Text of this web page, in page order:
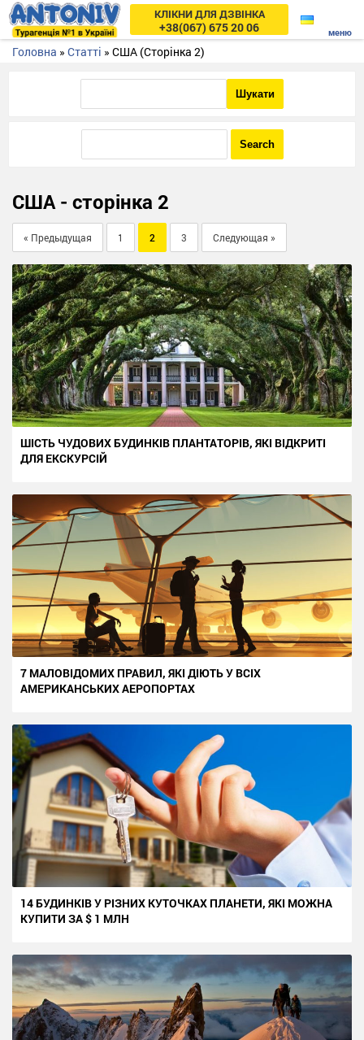
КЛІКНИ ДЛЯ ДЗВІНКА
+38(067) 675 20 06
Головна » Статті » США (Сторінка 2)
США - cторінка 2
« Предыдущая 1 2 3 Следующая »
ШІСТЬ ЧУДОВИХ БУДИНКІВ ПЛАНТАТОРІВ, ЯКІ ВІДКРИТІ
ДЛЯ ЕКСКУРСІЙ
7 МАЛОВІДОМИХ ПРАВИЛ, ЯКІ ДІЮТЬ У ВСІХ
АМЕРИКАНСЬКИХ АЕРОПОРТАХ
14 БУДИНКІВ У РІЗНИХ КУТОЧКАХ ПЛАНЕТИ, ЯКІ МОЖНА
КУПИТИ ЗА $ 1 МЛН